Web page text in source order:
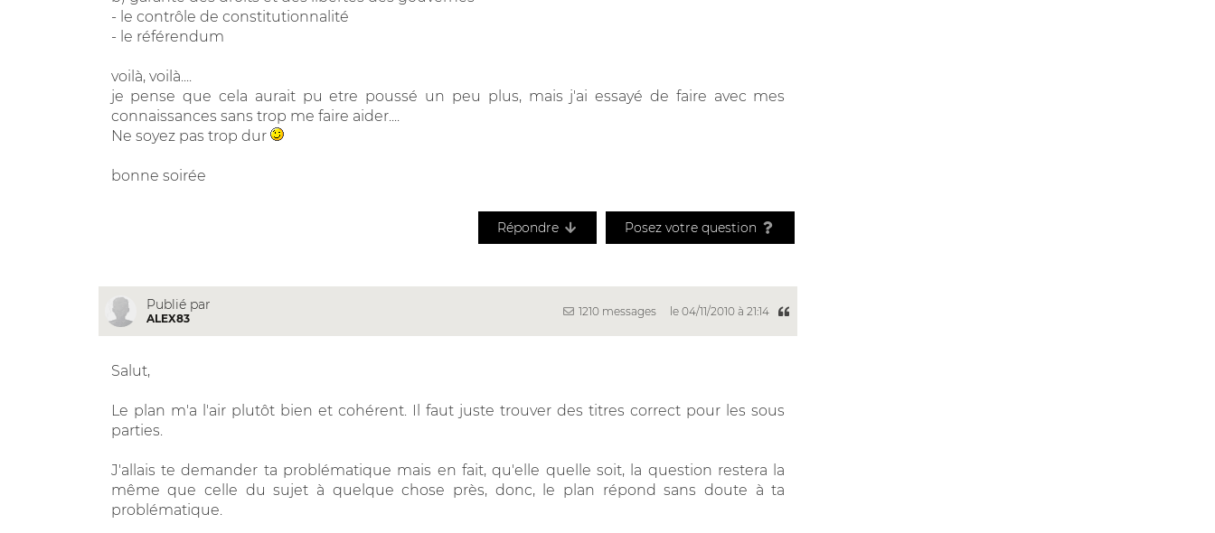
- le contrôle de constitutionnalité
- le référendum
voilà, voilà....
je pense que cela aurait pu etre poussé un peu plus, mais j'ai essayé de faire avec mes
connaissances sans trop me faire aider....
Ne soyez pas trop dur
bonne soirée
Répondre Posez votre question
Publié par
ALEX83
1210 messages le 04/11/2010 à 21:14
Salut,
Le plan m'a l'air plutôt bien et cohérent. Il faut juste trouver des titres correct pour les sous
parties.
J'allais te demander ta problématique mais en fait, qu'elle quelle soit, la question restera la
même que celle du sujet à quelque chose près, donc, le plan répond sans doute à ta
problématique.